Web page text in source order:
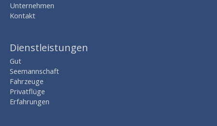
Unternehmen
Kontakt
Dienstleistungen
Gut
Seemannschaft
Fahrzeuge
Privatflüge
Erfahrungen